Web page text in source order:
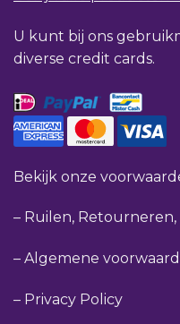
U kunt bij ons
diverse credit cards.
Bekijk onze
– Ruilen,
– Algemene
– Privacy Policy